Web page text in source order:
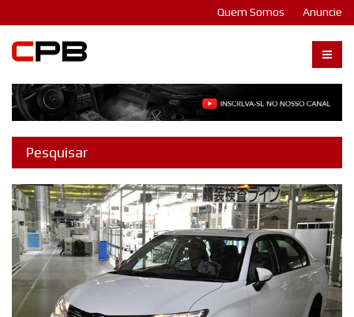
Quem Somos Anuncie